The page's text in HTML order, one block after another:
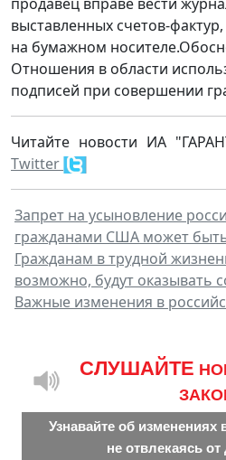
выставленных счетов-
на бумажном
Отношения в области
подписей при совершении
Читайте новости ИА
Twitter
Запрет на усыновление
гражданами США может
Гражданам в трудной
возможно, будут оказывать
Важные изменения в
CЛУШАЙТЕ
Узнавайте об изменениях
не отвлекаясь от